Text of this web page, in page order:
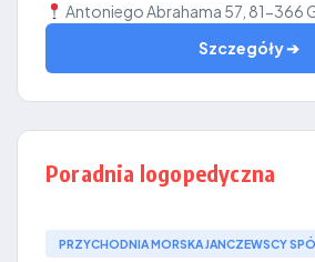
Antoniego Abrahama 57, 81-366
Szczegóły ➔
Poradnia logopedyczna
PRZYCHODNIA MORSKA JANCZEWSCY